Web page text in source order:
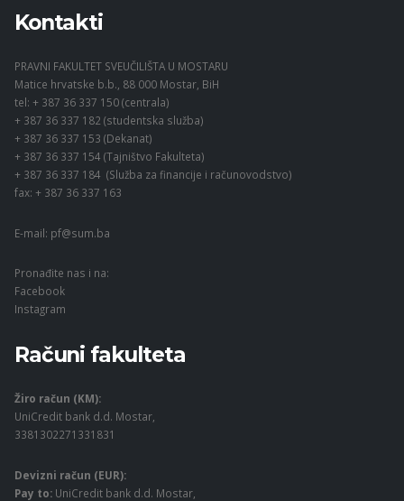
Kontakti
PRAVNI FAKULTET SVEUČILIŠTA U MOSTARU
Matice hrvatske b.b., 88 000 Mostar, BiH
tel: + 387 36 337 150 (centrala)
+ 387 36 337 182 (studentska služba)
+ 387 36 337 153 (Dekanat)
+ 387 36 337 154 (Tajništvo Fakulteta)
+ 387 36 337 184 (Služba za financije i računovodstvo)
fax: + 387 36 337 163
E-mail: pf@sum.ba
Pronađite nas i na:
Facebook
Instagram
Računi fakulteta
Žiro račun (KM):
UniCredit bank d.d. Mostar,
3381302271331831
Devizni račun (EUR):
Pay to: UniCredit bank d.d. Mostar,